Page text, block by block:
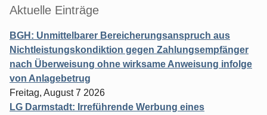
Aktuelle Einträge
BGH: Unmittelbarer Bereicherungsanspruch aus
Nichtleistungskondiktion gegen Zahlungsempfänger
nach Überweisung ohne wirksame Anweisung infolge
von Anlagebetrug
Freitag, August 7 2026
LG Darmstadt: Irreführende Werbung eines